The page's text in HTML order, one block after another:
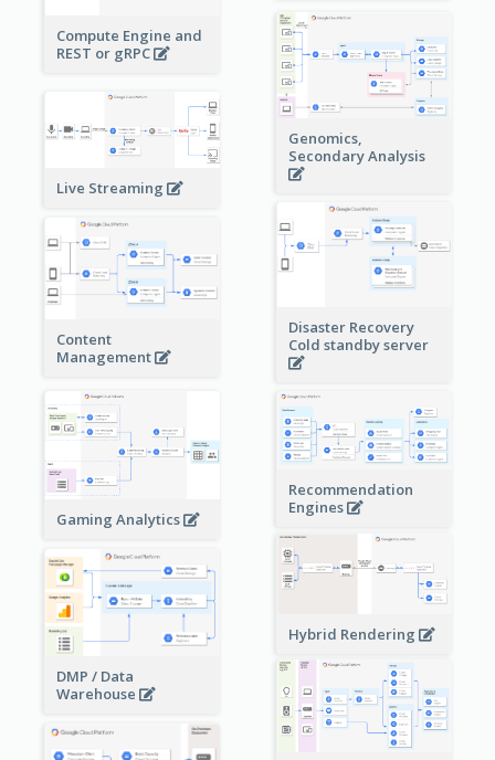
Compute Engine and
REST or gRPC
Genomics,
Secondary Analysis
Live Streaming
Disaster Recovery
Cold standby server
Content
Management
Gaming Analytics
Recommendation
Engines
Hybrid Rendering
DMP / Data
Warehouse